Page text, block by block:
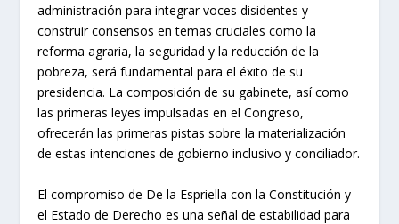
administración para integrar voces disidentes y
construir consensos en temas cruciales como la
reforma agraria, la seguridad y la reducción de la
pobreza, será fundamental para el éxito de su
presidencia. La composición de su gabinete, así como
las primeras leyes impulsadas en el Congreso,
ofrecerán las primeras pistas sobre la materialización
de estas intenciones de gobierno inclusivo y conciliador.
El compromiso de De la Espriella con la Constitución y
el Estado de Derecho es una señal de estabilidad para